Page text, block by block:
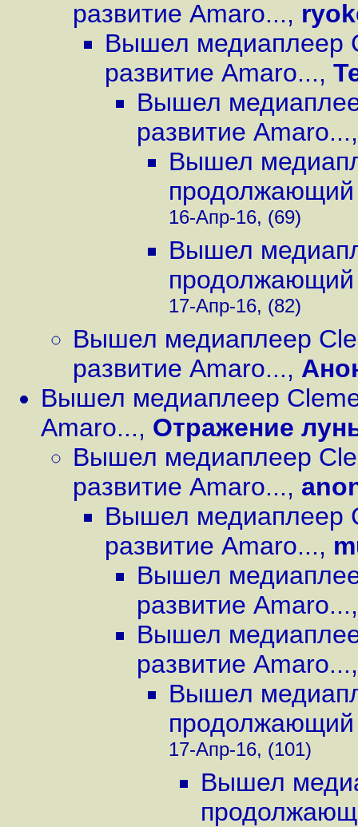
развитие Amaro...,
Вышел медиаплеер
развитие Amaro...,
Вышел
развитие Amaro...
Вышел
продолжающий
16-Апр-16, (69)
Вышел
продолжающий
17-Апр-16, (82)
Вышел медиаплеер
развитие Amaro...,
Вышел медиаплеер
Amaro..., Отражение
Вышел медиаплеер
развитие Amaro...,
Вышел медиаплеер
развитие Amaro...,
Вышел
развитие Amaro...
Вышел
развитие Amaro...
Вышел
продолжающий
17-Апр-16, (101)
Вышел